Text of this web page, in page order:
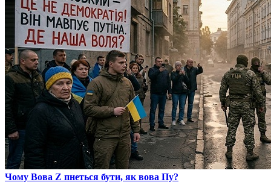
​Чому Вова Z пнеться бути, як вова Пу?